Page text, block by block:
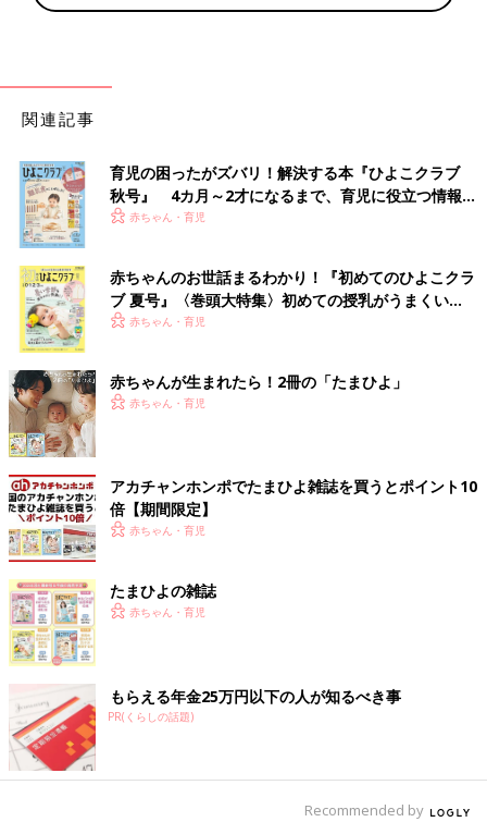
関連記事
育児の困ったがズバリ！解決する本『ひよこクラブ
秋号』 4カ月～2才になるまで、育児に役立つ情報が
いっぱい！
赤ちゃん・育児
赤ちゃんのお世話まるわかり！『初めてのひよこクラ
ブ 夏号』〈巻頭大特集〉初めての授乳がうまくい
く！ おっぱい・ミルクの基本と夏のトラブル 解決テ
赤ちゃん・育児
赤ちゃんが生まれたら！2冊の「たまひよ」
赤ちゃん・育児
アカチャンホンポでたまひよ雑誌を買うとポイント10
倍【期間限定】
赤ちゃん・育児
たまひよの雑誌
赤ちゃん・育児
もらえる年金25万円以下の人が知るべき事
PR(くらしの話題)
Recommended by